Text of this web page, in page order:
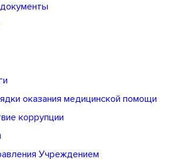
оказания медицинской помощи
коррупции
Учреждением